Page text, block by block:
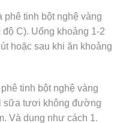
phê tinh bột nghệ vàng
C). Uống khoảng 1-2
hoặc sau khi ăn khoảng
tinh bột nghệ vàng
sữa tươi không đường
Và dung như cách 1.